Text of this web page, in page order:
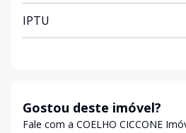
IPTU
Gostou deste imóvel?
Fale com a COELHO CICCONE